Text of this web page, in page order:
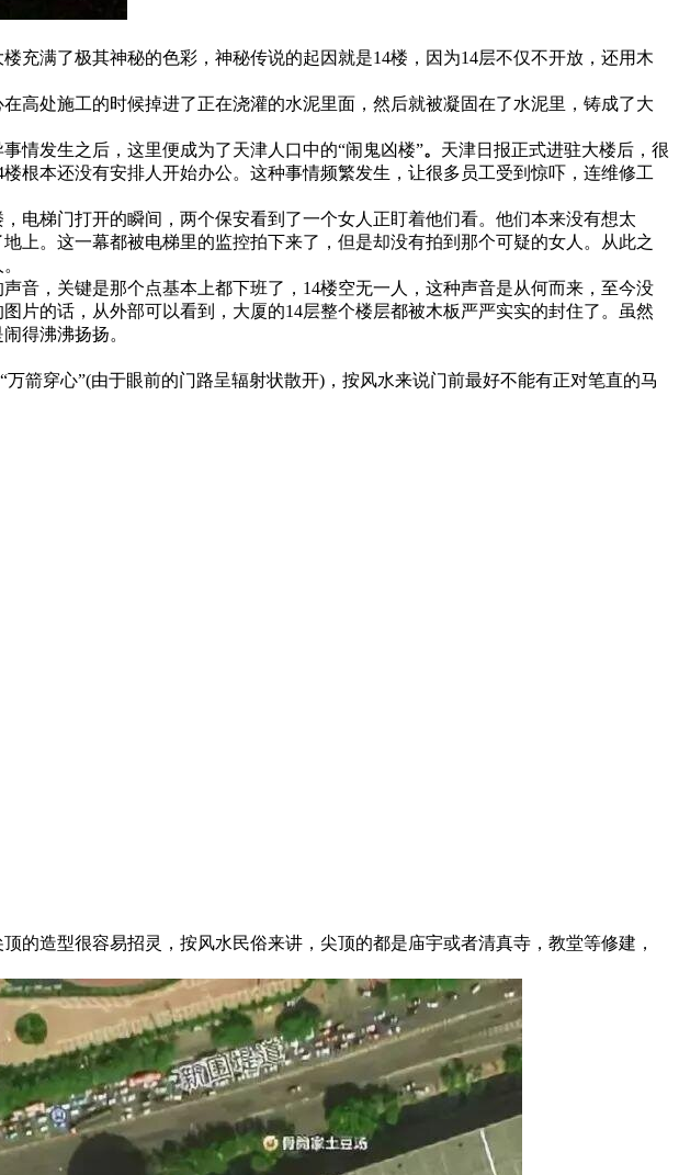
充满了极其神秘的色彩，神秘传说的起因就是14楼，因为14层不仅不开放，还用木
高处施工的时候掉进了正在浇灌的水泥里面，然后就被凝固在了水泥里，铸成了大
情发生之后，这里便成为了天津人口中的“闹鬼凶楼”。 天津日报正式进驻大楼后，很
本还没有安排人开始办公。这种事情频繁发生，让很多员工受到惊吓，连维修工
电梯门打开的瞬间，两个保安看到了一个女人正盯着他们看。他们本来没有想太
上。这一幕都被电梯里的监控拍下来了，但是却没有拍到那个可疑的女人。从此之
音，关键是那个点基本上都下班了，14楼空无一人，这种声音是从何而来，至今没
片的话，从外部可以看到，大厦的14层整个楼层都被木板严严实实的封住了。虽然
得沸沸扬扬。
箭穿心”(由于眼前的门路呈辐射状散开)，按风水来说门前最好不能有正对笔直的马
的造型很容易招灵，按风水民俗来讲，尖顶的都是庙宇或者清真寺，教堂等修建，